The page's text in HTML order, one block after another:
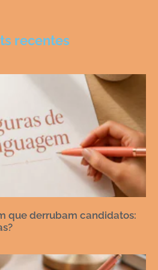
recentes
que derrubam candidatos: